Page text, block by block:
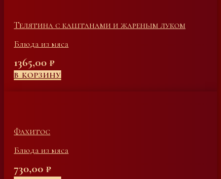
Телятина с каштанами и жареным луком
Блюда из мяса
1365,00 ₽
В КОРЗИНУ
Фахитос
Блюда из мяса
730,00 ₽